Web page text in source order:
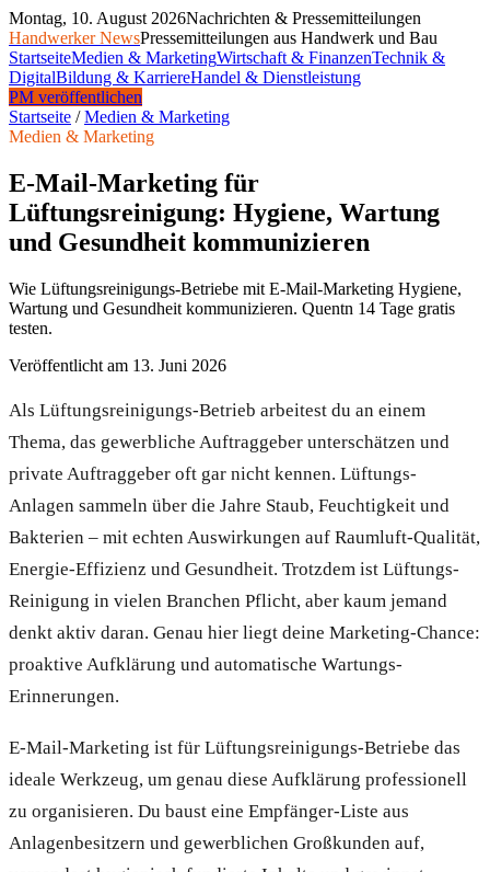
Montag, 10. August 2026Nachrichten & Pressemitteilungen
Handwerker NewsPressemitteilungen aus Handwerk und Bau
StartseiteMedien & MarketingWirtschaft & FinanzenTechnik &
DigitalBildung & KarriereHandel & Dienstleistung
PM veröffentlichen
Startseite /Medien & Marketing
Medien & Marketing
E-Mail-Marketing für
Lüftungsreinigung: Hygiene, Wartung
und Gesundheit kommunizieren
Wie Lüftungsreinigungs-Betriebe mit E-Mail-Marketing Hygiene,
Wartung und Gesundheit kommunizieren. Quentn 14 Tage gratis
testen.
Veröffentlicht am 13. Juni 2026
Als Lüftungsreinigungs-Betrieb arbeitest du an einem
Thema, das gewerbliche Auftraggeber unterschätzen und
private Auftraggeber oft gar nicht kennen. Lüftungs-
Anlagen sammeln über die Jahre Staub, Feuchtigkeit und
Bakterien – mit echten Auswirkungen auf Raumluft-Qualität,
Energie-Effizienz und Gesundheit. Trotzdem ist Lüftungs-
Reinigung in vielen Branchen Pflicht, aber kaum jemand
denkt aktiv daran. Genau hier liegt deine Marketing-Chance:
proaktive Aufklärung und automatische Wartungs-
Erinnerungen.
E-Mail-Marketing ist für Lüftungsreinigungs-Betriebe das
ideale Werkzeug, um genau diese Aufklärung professionell
zu organisieren. Du baust eine Empfänger-Liste aus
Anlagenbesitzern und gewerblichen Großkunden auf,